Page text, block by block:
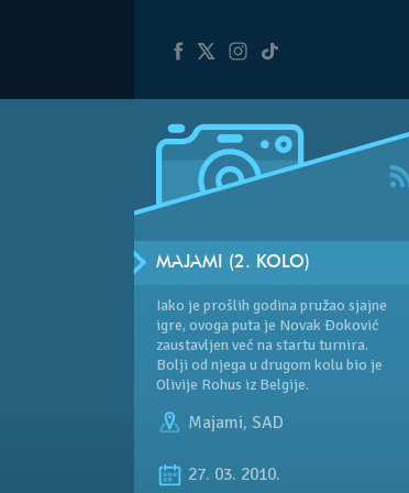
MAJAMI (2. KOLO)
Iako je prošlih godina pružao sjajne
igre, ovoga puta je Novak Đoković
zaustavljen već na startu turnira.
Bolji od njega u drugom kolu bio je
Olivije Rohus iz Belgije.
Majami, SAD
27. 03. 2010.